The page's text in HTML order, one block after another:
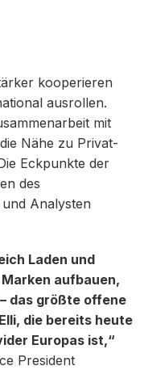
kooperieren
ausrollen.
mit
Nähe zu Privat-
Eckpunkte der
des
Analysten
Laden und
aufbauen,
das größte offene
die bereits heute
Europas ist,“
President